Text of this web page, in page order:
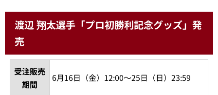
渡辺 翔太選手「プロ初勝利記念グッズ」発
売
受注販売
期間
6月16日（金）12:00～25日（日）23:59